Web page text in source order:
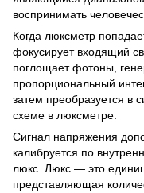
воспринимать
Когда люксметр
фокусирует входящий
поглощает фотоны,
пропорциональный
затем преобразуется в
схеме в люксметре.
Сигнал напряжения
калибруется по
люкс. Люкс — это
представляющая